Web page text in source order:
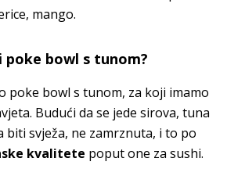
mango.
bowl s tunom?
poke bowl s tunom, za koji imamo
Budući da se jede sirova, tuna
biti svježa, ne zamrznuta, i to po
kvalitete poput one za sushi.